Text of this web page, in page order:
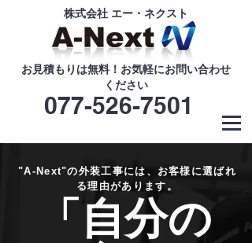
株式会社 エー・ネクスト
お見積もりは無料！お気軽にお問い合わせ
ください
077-526-7501
"A-Next"の外装工事には、お客様に選ばれ
る理由があります。
「自分の